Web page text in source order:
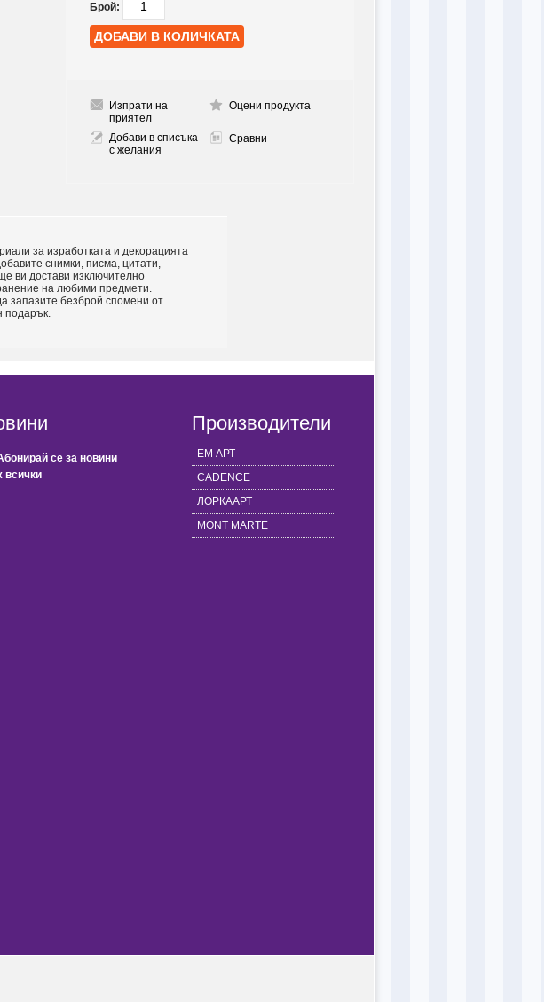
Брой:
Изпрати на
приятел
Оцени продукта
Добави в списъка
с желания
Сравни
за изработката и декорацията
снимки, писма, цитати,
ви достави изключително
на любими предмети.
запазите безброй спомени от
подарък.
се за новини
всички
Производители
ЕМ АРТ
CADENCE
ЛОРКААРТ
MONT MARTE